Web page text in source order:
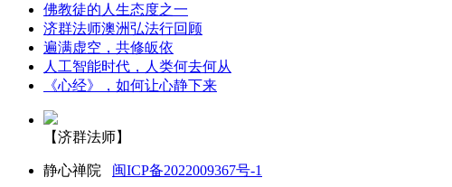
佛教徒的人生态度之一
济群法师澳洲弘法行回顾
遍满虚空，共修皈依
人工智能时代，人类何去何从
《心经》，如何让心静下来
【济群法师】
静心禅院 闽ICP备2022009367号-1